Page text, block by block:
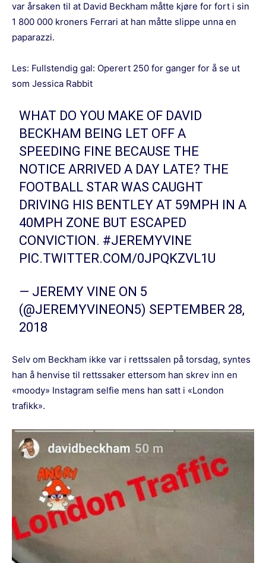
var årsaken til at David Beckham måtte kjøre for fort i sin
1 800 000 kroners Ferrari at han måtte slippe unna en
paparazzi.
Les: Fullstendig gal: Operert 250 for ganger for å se ut
som Jessica Rabbit
WHAT DO YOU MAKE OF DAVID
BECKHAM BEING LET OFF A
SPEEDING FINE BECAUSE THE
NOTICE ARRIVED A DAY LATE? THE
FOOTBALL STAR WAS CAUGHT
DRIVING HIS BENTLEY AT 59MPH IN A
40MPH ZONE BUT ESCAPED
CONVICTION. #JEREMYVINE
PIC.TWITTER.COM/0JPQKZVL1U
— JEREMY VINE ON 5
(@JEREMYVINEON5) SEPTEMBER 28,
2018
Selv om Beckham ikke var i rettssalen på torsdag, syntes
han å henvise til rettssaker ettersom han skrev inn en
«moody» Instagram selfie mens han satt i «London
trafikk».